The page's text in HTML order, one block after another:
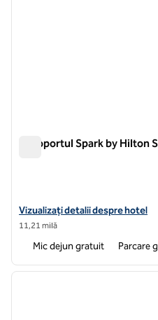
Aeroportul Spark by Hilton
Vizualizați detaliile hotelului
Vizualizați detalii despre hotel
11,21 milă
Mic dejun gratuit Parcare
1 din 12